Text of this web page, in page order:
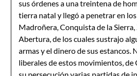
sus órdenes a una treintena de
tierra natal y llegó a penetrar en
Madroñera, Conquista de la
Abertura, de los cuales sustrajo
armas y el dinero de sus estancos.
liberales de estos movimientos, de